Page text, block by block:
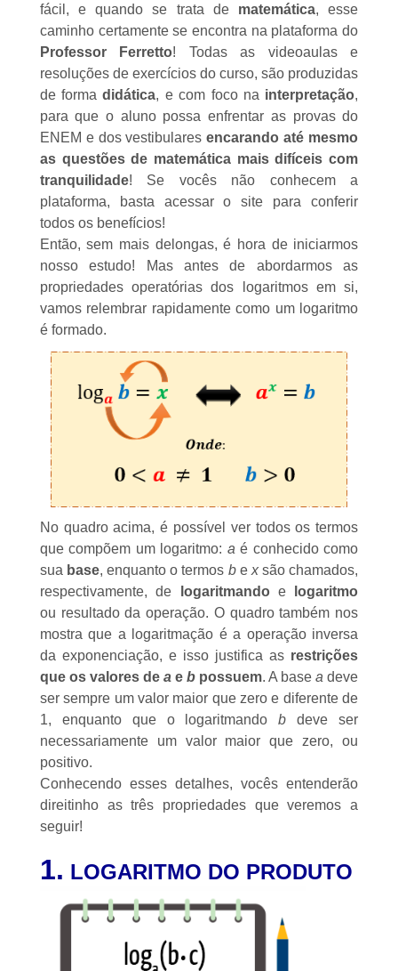
fácil, e quando se trata de matemática, esse
caminho certamente se encontra na plataforma do
Professor Ferretto! Todas as videoaulas e
resoluções de exercícios do curso, são produzidas
de formadidática, e com foco na interpretação,
para que o aluno possa enfrentar as provas do
ENEM e dos vestibularesencarando até mesmo
as questões de matemática mais difíceis com
tranquilidade! Se vocês não conhecem a
plataforma, basta acessar o site para conferir
todos os benefícios!
Então, sem mais delongas, é hora de iniciarmos
nosso estudo! Mas antes de abordarmos as
propriedades operatórias dos logaritmos em si,
vamos relembrar rapidamentecomo um logaritmo
é formado.
No quadro acima, é possível ver todos os termos
que compõem um logaritmo: a é conhecido como
sua base, enquanto o termos be xsão chamados,
respectivamente, de
logaritmando e
logaritmo
ou resultado da operação. O quadro também nos
mostra que a
logaritmação é a operação inversa
da exponenciação, e isso justifica as restrições
que os valores de a eb possuem. A baseadeve
ser sempre um valor maior que zero e diferente de
1, enquanto que o logaritmandob deve ser
necessariamente um valor maior que zero, ou
positivo.
Conhecendo esses detalhes, vocês entenderão
direitinho as três propriedades que veremos a
seguir!
1. LOGARITMO DO PRODUTO